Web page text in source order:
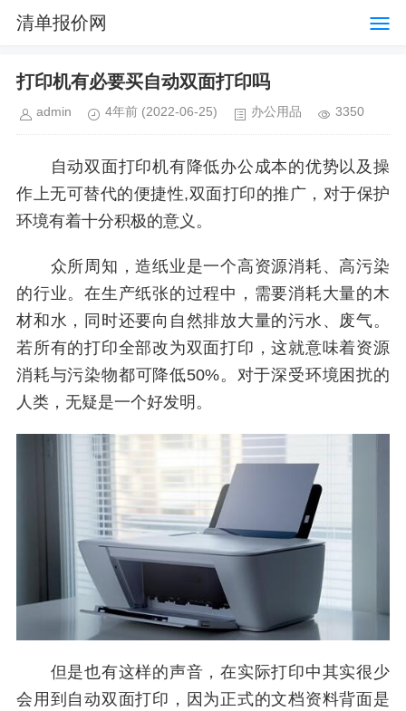
清单报价网
打印机有必要买自动双面打印吗
admin 4年前 (2022-06-25) 办公用品 3350
自动双面打印机有降低办公成本的优势以及操
作上无可替代的便捷性,双面打印的推广，对于保护
环境有着十分积极的意义。
众所周知，造纸业是一个高资源消耗、高污染
的行业。在生产纸张的过程中，需要消耗大量的木
材和水，同时还要向自然排放大量的污水、废气。
若所有的打印全部改为双面打印，这就意味着资源
消耗与污染物都可降低50%。对于深受环境困扰的
人类，无疑是一个好发明。
但是也有这样的声音，在实际打印中其实很少
会用到自动双面打印，因为正式的文档资料背面是